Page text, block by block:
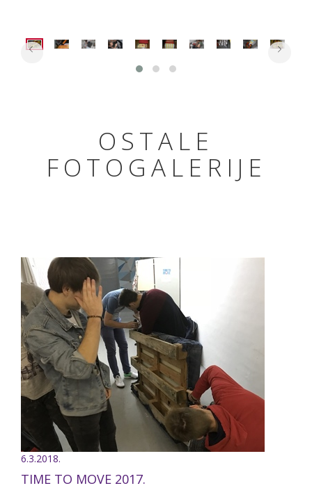
 
OSTALE
FOTOGALERIJE
6.3.2018.
TIME TO MOVE 2017.